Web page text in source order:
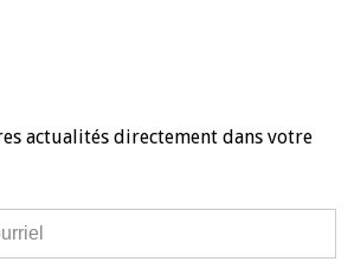
actualités directement dans votre